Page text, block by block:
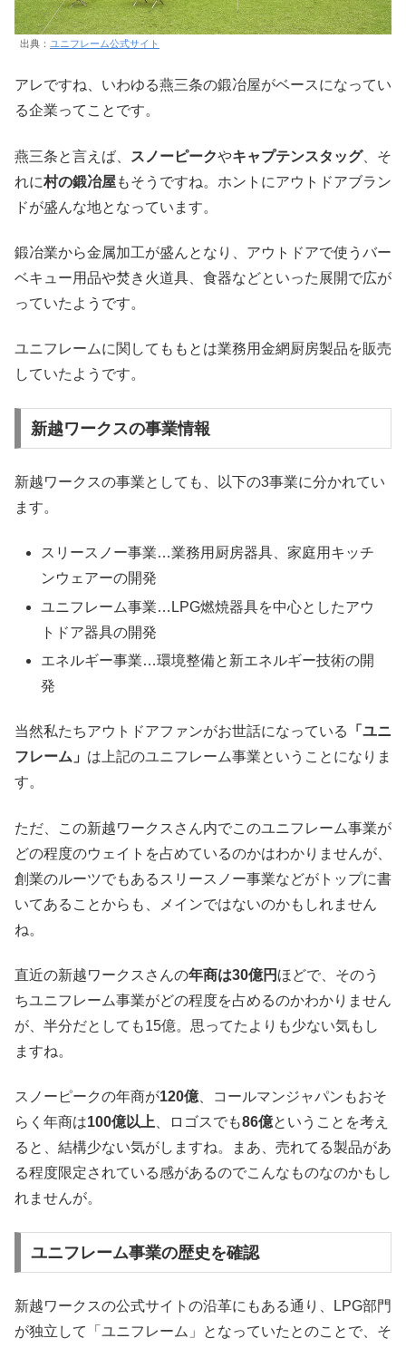
出典： ユニフレーム公式サイト
アレですね、いわゆる燕三条の鍛冶屋がベースになってい
る企業ってことです。
燕三条と言えば、 スノーピークやキャプテンスタッグ、そ
れに村の鍛冶屋もそうですね。ホントにアウトドアブラン
ドが盛んな地となっています。
鍛冶業から金属加工が盛んとなり、アウトドアで使うバー
ベキュー用品や焚き火道具、食器などといった展開で広が
っていたようです。
ユニフレームに関してももとは業務用金網厨房製品を販売
していたようです。
新越ワークスの事業情報
新越ワークスの事業としても、以下の3事業に分かれてい
ます。
スリースノー事業…業務用厨房器具、家庭用キッチ
ンウェアーの開発
ユニフレーム事業…LPG燃焼器具を中心としたアウ
トドア器具の開発
エネルギー事業…環境整備と新エネルギー技術の開
発
当然私たちアウトドアファンがお世話になっている
「ユニ
フレーム」 は上記のユニフレーム事業ということになりま
す。
ただ、この新越ワークスさん内でこのユニフレーム事業が
どの程度のウェイトを占めているのかはわかりませんが、
創業のルーツでもあるスリースノー事業などがトップに書
いてあることからも、メインではないのかもしれません
ね。
直近の新越ワークスさんの年商は30億円 ほどで、そのう
ちユニフレーム事業がどの程度を占めるのかわかりません
が、半分だとしても15億。思ってたよりも少ない気もし
ますね。
スノーピークの年商が120億 、コールマンジャパンもおそ
らく年商は100億以上 、ロゴスでも86億ということを考え
ると、結構少ない気がしますね。まあ、売れてる製品があ
る程度限定されている感があるのでこんなものなのかもし
れませんが。
ユニフレーム事業の歴史を確認
新越ワークスの公式サイトの沿革にもある通り、LPG部門
が独立して「ユニフレーム」となっていたとのことで、そ